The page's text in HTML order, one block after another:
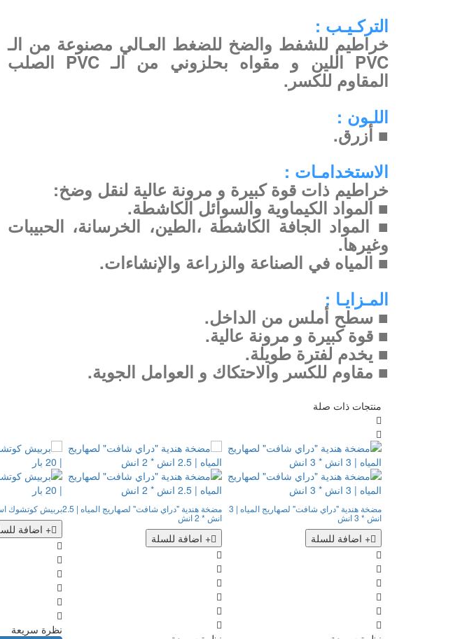
التركـيـب :
خراطيم للشفط والضخ للضغط العـالي مصنوعة من الـ
PVC اللين و مقواه بحلزوني من الـ PVC الصلب
المقاوم للكسر.
اللـون :
■ أزرق.
الاستخدامـات :
خراطيم ذات قوة كبيرة و مرونة عالية لنقل وضخ:
■ المواد الكيماوية والسوائل الكاشطة.
■ المواد الجافة الكاشطة ،الطين، الخرسانة، الحبيبات
وغيرها.
■ المياه في الصناعة والزراعة والإنشاءات.
المـزايـا :
■ سطح أملس من الداخل.
■ قوة كبيرة و مرونة عالية.
■ يخدم لفترة طويلة.
■ مقاوم للكسر والاحتكاك و العوامل الجوية.
منتجات ذات صلة
بربيش كوتشوك اسود
+ اضافة
نظرة سريعة
مضخة هندية "دراي شافت" لصهاريج المياه | 2.5
انش * 2 انش
+ اضافة للسلة
مضخة هندية "دراي شافت" لصهاريج المياه | 3
انش * 3 انش
+ اضافة للسلة